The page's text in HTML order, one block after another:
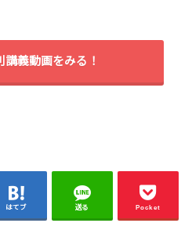
講義動画をみる！
はてブ 送る Pocket